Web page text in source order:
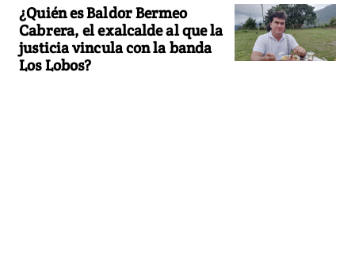
¿Quién es Baldor Bermeo
Cabrera, el exalcalde al que la
justicia vincula con la banda
Los Lobos?